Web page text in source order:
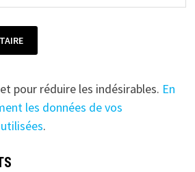
pour réduire les indésirables. En
les données de vos
.